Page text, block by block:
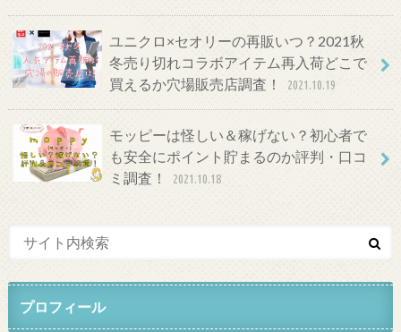
ユニクロ×セオリーの再販いつ？2021秋
冬売り切れコラボアイテム再入荷どこで
買えるか穴場販売店調査！
2021.10.19
モッピーは怪しい＆稼げない？初心者で
も安全にポイント貯まるのか評判・口コ
ミ調査！
2021.10.18
プロフィール